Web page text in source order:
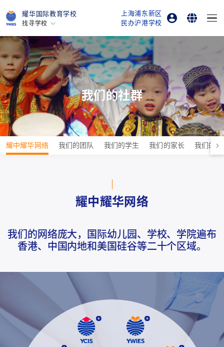
耀华国际教育学校
找寻学校
北京亦庄
广州
上海古北
上海临港
烟台
所有耀中耀华学校
上海浦东新区
民办沪港学校
家长登录
在线订购
English
我们的社群
耀中耀华网络 我们的团队 我们的学生 我们的家长 我们的
耀中耀华网络
我们的网络庞大，国际幼儿园、学校、学院遍布
香港、中国内地和美国硅谷等二十个区域。